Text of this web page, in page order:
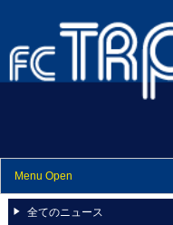
Menu Open
全てのニュース